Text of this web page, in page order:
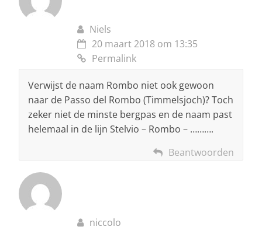
Niels
20 maart 2018 om 13:35
Permalink
Verwijst de naam Rombo niet ook gewoon
naar de Passo del Rombo (Timmelsjoch)? Toch
zeker niet de minste bergpas en de naam past
helemaal in de lijn Stelvio – Rombo – ……….
Beantwoorden
niccolo